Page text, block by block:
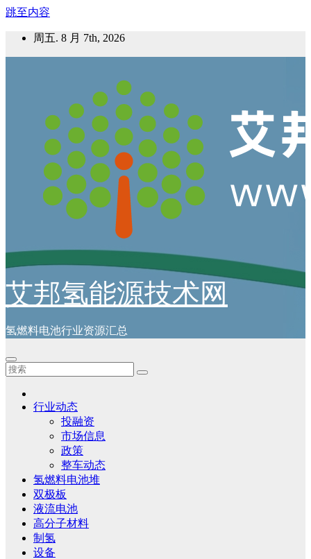
跳至内容
周五. 8 月 7th, 2026
艾邦氢能源技术网
氢燃料电池行业资源汇总
行业动态
投融资
市场信息
政策
整车动态
氢燃料电池堆
双极板
液流电池
高分子材料
制氢
设备